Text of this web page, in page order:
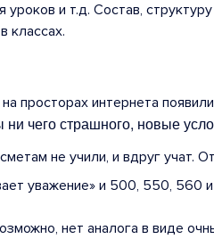
уроков и т.д. Состав,
классах.
просторах интернета
чего страшного, новые
не учили, и вдруг учат.
уважение» и 500, 550, 560
нет аналога в виде